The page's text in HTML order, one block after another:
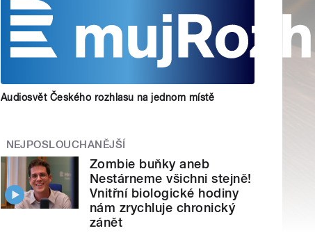
Audiosvět Českého rozhlasu na jednom místě
NEJPOSLOUCHANĚJŠÍ
Zombie buňky aneb
Nestárneme všichni stejně!
Vnitřní biologické hodiny
nám zrychluje chronický
zánět